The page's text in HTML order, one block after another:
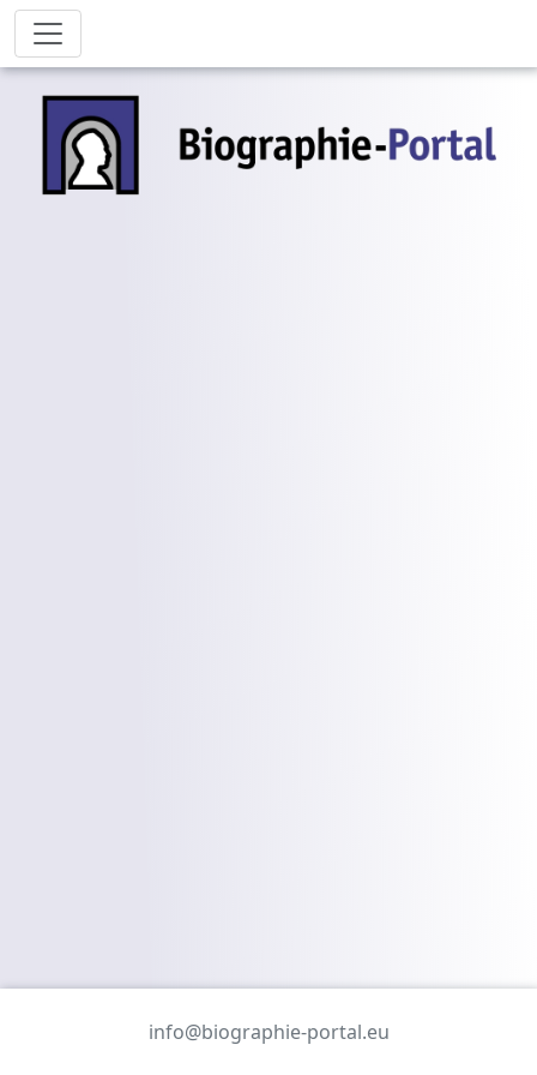
info@biographie-portal.eu